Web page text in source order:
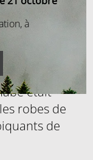
les
piquants
motifs
a
était
robes de
de
à